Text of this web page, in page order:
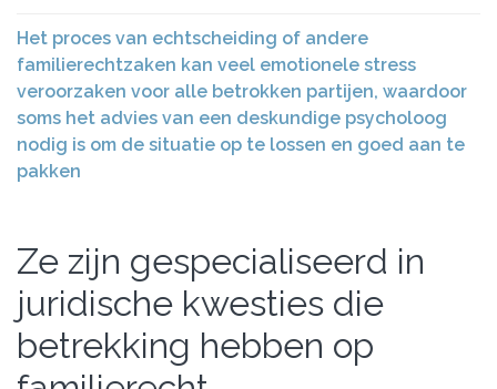
Het proces van echtscheiding of andere
familierechtzaken kan veel emotionele stress
veroorzaken voor alle betrokken partijen, waardoor
soms het advies van een deskundige psycholoog
nodig is om de situatie op te lossen en goed aan te
pakken
Ze zijn gespecialiseerd in
juridische kwesties die
betrekking hebben op